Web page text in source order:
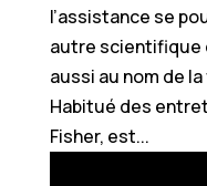
l’assistance se
autre scientifique
aussi au nom de
Habitué des
Fisher, est...